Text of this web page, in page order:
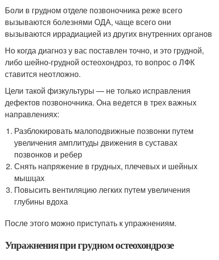
Боли в грудном отделе позвоночника реже всего
вызываются болезнями ОДА, чаще всего они
вызываются иррадиацией из других внутренних органов
Но когда диагноз у вас поставлен точно, и это грудной,
либо шейно-грудной остеохондроз, то вопрос о ЛФК
ставится неотложно.
Цели такой физкультуры — не только исправления
дефектов позвоночника. Она ведется в трех важных
направлениях:
Разблокировать малоподвижные позвонки путем
увеличения амплитуды движения в суставах
позвонков и ребер
Снять напряжение в грудных, плечевых и шейных
мышцах
Повысить вентиляцию легких путем увеличения
глубины вдоха
После этого можно приступать к упражнениям.
Упражнения при грудном остеохондрозе